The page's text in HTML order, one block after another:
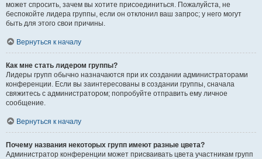
может спросить, зачем вы хотите присоединиться. Пожалуйста, не
беспокойте лидера группы, если он отклонил ваш запрос; у него могут
быть для этого свои причины.
Вернуться к началу
Как мне стать лидером группы?
Лидеры групп обычно назначаются при их создании администраторами
конференции. Если вы заинтересованы в создании группы, сначала
свяжитесь с администратором; попробуйте отправить ему личное
сообщение.
Вернуться к началу
Почему названия некоторых групп имеют разные цвета?
Администратор конференции может присваивать цвета участникам групп